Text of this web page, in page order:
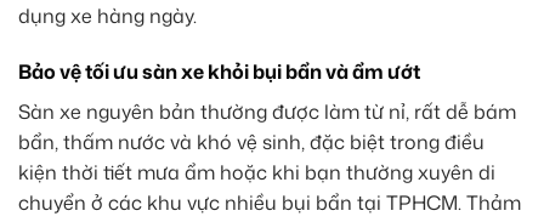
dụng xe hàng ngày.
Bảo vệ tối ưu sàn xe khỏi bụi bẩn và ẩm ướt
Sàn xe nguyên bản thường được làm từ nỉ, rất dễ bám
bẩn, thấm nước và khó vệ sinh, đặc biệt trong điều
kiện thời tiết mưa ẩm hoặc khi bạn thường xuyên di
chuyển ở các khu vực nhiều bụi bẩn tại TPHCM. Thảm